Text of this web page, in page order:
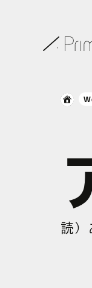
読）